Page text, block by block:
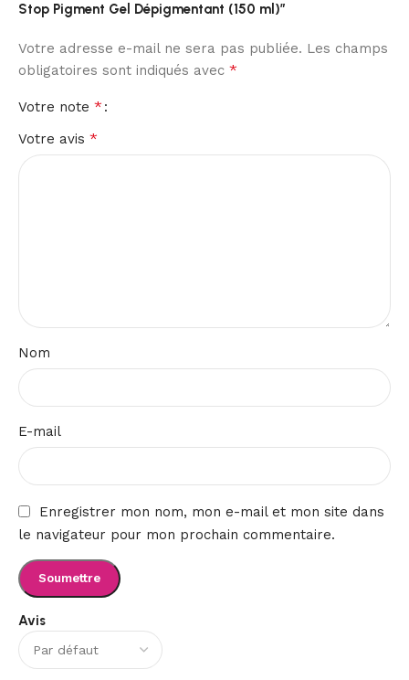
Avis
Stop Pigment Gel Dépigmentant (150 ml)”
Votre adresse e-mail ne sera pas publiée. Les champs
obligatoires sont indiqués avec *
Votre note *
Votre avis *
Nom
E-mail
Enregistrer mon nom, mon e-mail et mon site dans
le navigateur pour mon prochain commentaire.